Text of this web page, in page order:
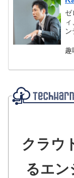
ゼ
趣
クラウ
るエン